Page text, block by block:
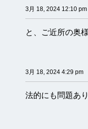
3月 18, 2024 12:10 pm
と、ご近所の奥
3月 18, 2024 4:29 pm
法的にも問題あ